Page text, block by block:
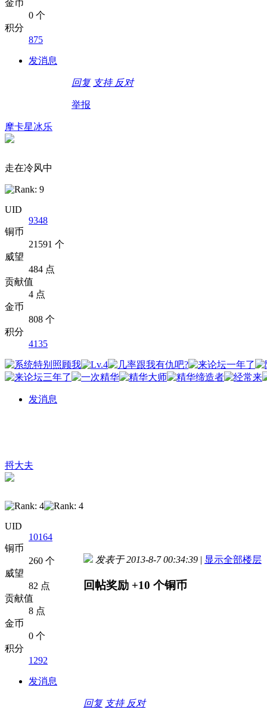
金币
0 个
积分
875
发消息
回复 支持 反对
举报
摩卡星冰乐
走在冷风中
UID
9348
铜币
21591 个
威望
484 点
贡献值
4 点
金币
808 个
积分
4135
发消息
捋大夫
UID
10164
铜币
260 个
威望
82 点
贡献值
8 点
金币
0 个
积分
1292
发消息
发表于 2013-8-7 00:34:39 | 显示全部楼层
回帖奖励 +10 个铜币
回复 支持 反对